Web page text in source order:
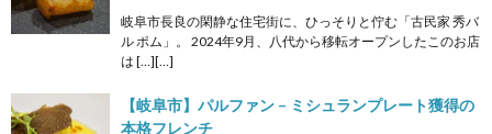
岐阜市長良の閑静な住宅街に、ひっそりと佇む「古民家 秀バ
ル ポム」。 2024年9月、八代から移転オープンしたこのお店
は […][…]
【岐阜市】パルファン – ミシュランプレート獲得の
本格フレンチ